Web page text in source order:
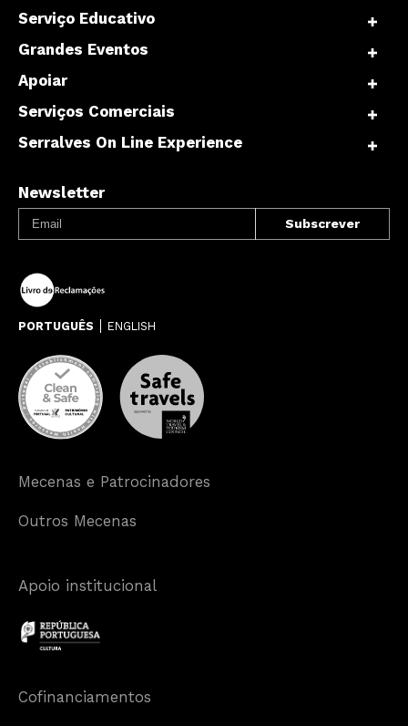
Serviço Educativo
Grandes Eventos
Apoiar
Serviços Comerciais
Serralves On Line Experience
Newsletter
PORTUGUÊS ENGLISH
Mecenas e Patrocinadores
Outros Mecenas
Apoio institucional
Cofinanciamentos